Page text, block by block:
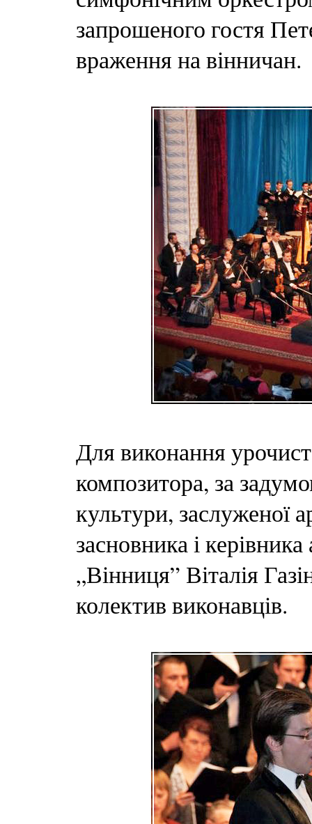
запрошеного гостя
враження на вінничан.
Для виконання
композитора, за
культури, заслуженої
засновника і
„Вінниця” Віталія
колектив виконавців.